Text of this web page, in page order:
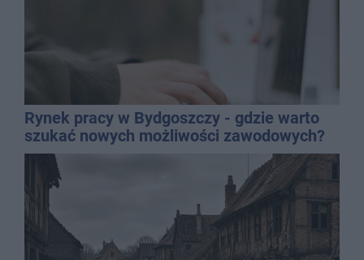
Rynek pracy w Bydgoszczy - gdzie warto
szukać nowych możliwości zawodowych?